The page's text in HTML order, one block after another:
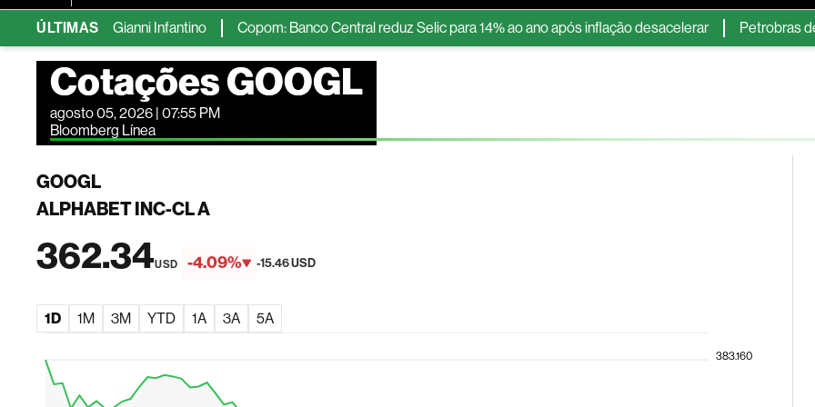
ESG Soluções de publicidade Bloomberg Línea
ÚLTIMAS
de Gianni Infantino Copom: Banco Central reduz Selic para 14% ao ano após inflação desacelerar Petrobras deve
Cotações GOOGL
agosto 05, 2026 | 07:55 PM
Bloomberg Línea
GOOGL
ALPHABET INC-CL A
362.34USD -4.09% -15.46 USD
1D 1M 3M YTD 1A 3A 5A
383.160